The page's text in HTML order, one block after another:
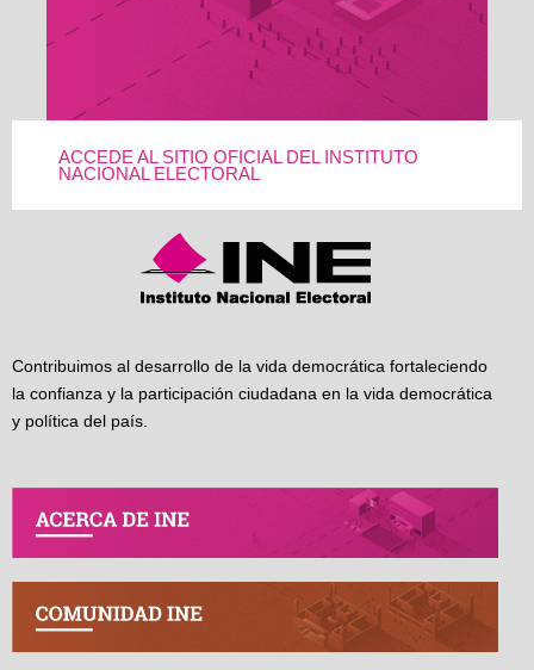
ACCEDE AL SITIO OFICIAL DEL INSTITUTO
NACIONAL ELECTORAL
Contribuimos al desarrollo de la vida democrática fortaleciendo
la confianza y la participación ciudadana en la vida democrática
y política del país.